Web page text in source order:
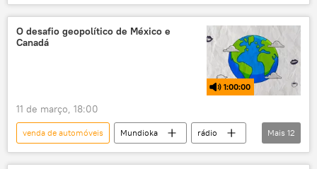
Brasil
América Latina
São Paulo
indústria automobilística
carros
feira
O desafio geopolítico de México e
Canadá
1:00:00
11 de março, 18:00
venda de automóveis Mundioka
rádio
podcast
México
Canadá
Mais 12